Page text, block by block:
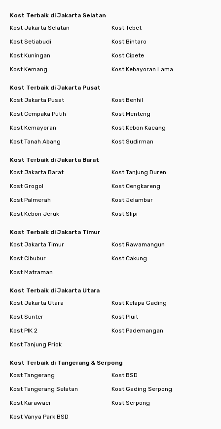
Kost Terbaik di Jakarta Selatan
Kost Jakarta Selatan
Kost Tebet
Kost Setiabudi
Kost Bintaro
Kost Kuningan
Kost Cipete
Kost Kemang
Kost Kebayoran Lama
Kost Terbaik di Jakarta Pusat
Kost Jakarta Pusat
Kost Benhil
Kost Cempaka Putih
Kost Menteng
Kost Kemayoran
Kost Kebon Kacang
Kost Tanah Abang
Kost Sudirman
Kost Terbaik di Jakarta Barat
Kost Jakarta Barat
Kost Tanjung Duren
Kost Grogol
Kost Cengkareng
Kost Palmerah
Kost Jelambar
Kost Kebon Jeruk
Kost Slipi
Kost Terbaik di Jakarta Timur
Kost Jakarta Timur
Kost Rawamangun
Kost Cibubur
Kost Cakung
Kost Matraman
Kost Terbaik di Jakarta Utara
Kost Jakarta Utara
Kost Kelapa Gading
Kost Sunter
Kost Pluit
Kost PIK 2
Kost Pademangan
Kost Tanjung Priok
Kost Terbaik di Tangerang & Serpong
Kost Tangerang
Kost BSD
Kost Tangerang Selatan
Kost Gading Serpong
Kost Karawaci
Kost Serpong
Kost Vanya Park BSD